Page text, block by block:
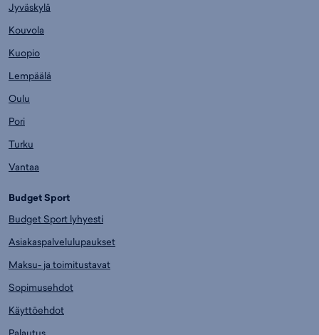
Jyväskylä
Kouvola
Kuopio
Lempäälä
Oulu
Pori
Turku
Vantaa
Budget Sport
Budget Sport lyhyesti
Asiakaspalvelulupaukset
Maksu- ja toimitustavat
Sopimusehdot
Käyttöehdot